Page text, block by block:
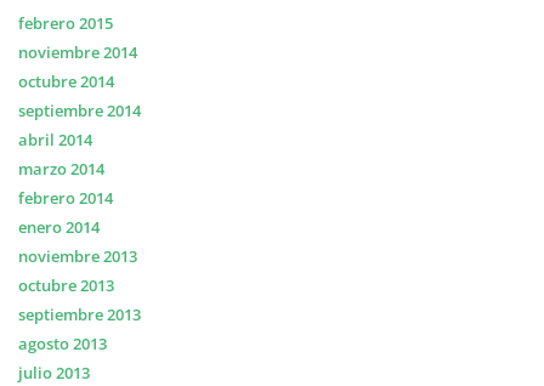
febrero 2015
noviembre 2014
octubre 2014
septiembre 2014
abril 2014
marzo 2014
febrero 2014
enero 2014
noviembre 2013
octubre 2013
septiembre 2013
agosto 2013
julio 2013